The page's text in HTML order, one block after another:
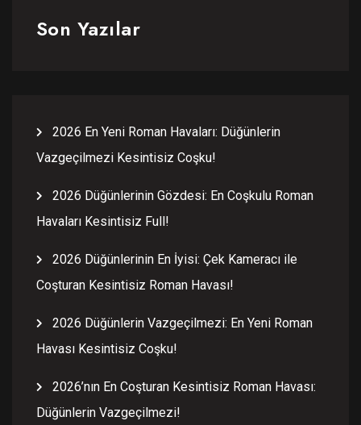
Son Yazılar
2026 En Yeni Roman Havaları: Düğünlerin
Vazgeçilmezi Kesintisiz Coşku!
2026 Düğünlerinin Gözdesi: En Coşkulu Roman
Havaları Kesintisiz Full!
2026 Düğünlerinin En İyisi: Çek Kameracı ile
Coşturan Kesintisiz Roman Havası!
2026 Düğünlerin Vazgeçilmezi: En Yeni Roman
Havası Kesintisiz Coşku!
2026’nın En Coşturan Kesintisiz Roman Havası:
Düğünlerin Vazgeçilmezi!